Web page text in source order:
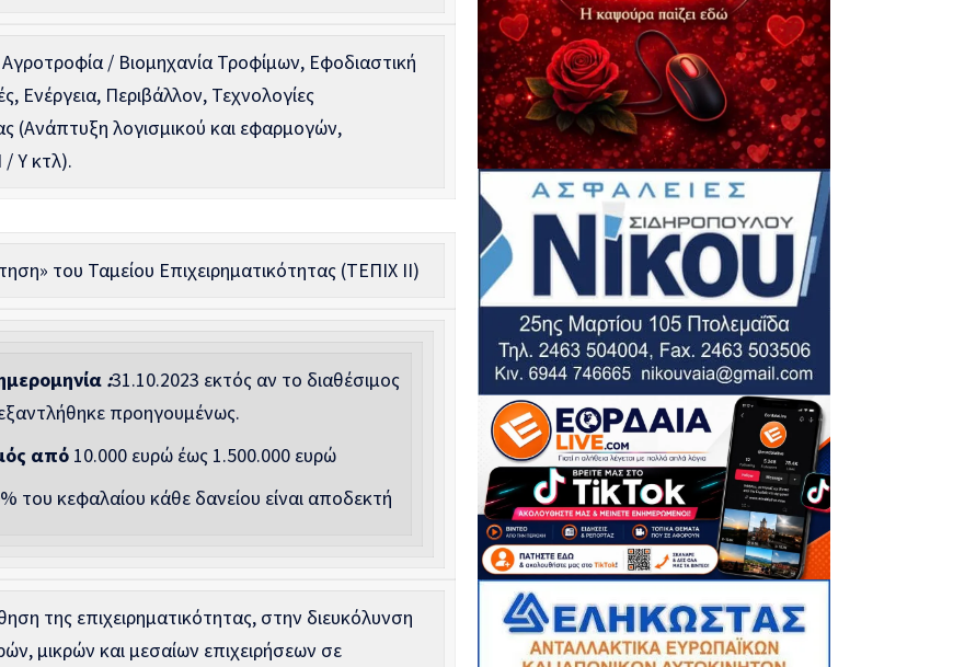
Αγροτροφία / Βιομηχανία Τροφίμων, Εφοδιαστική
Ενέργεια, Περιβάλλον, Τεχνολογίες
(Ανάπτυξη λογισμικού και εφαρμογών,
Υ κτλ).
του Ταμείου Επιχειρηματικότητας (ΤΕΠΙΧ ΙΙ)
:31.10.2023 εκτός αν το διαθέσιμος
προηγουμένως.
από 10.000 ευρώ έως 1.500.000 ευρώ
του κεφαλαίου κάθε δανείου είναι αποδεκτή
της επιχειρηματικότητας, στην διευκόλυνση
μικρών και μεσαίων επιχειρήσεων σε